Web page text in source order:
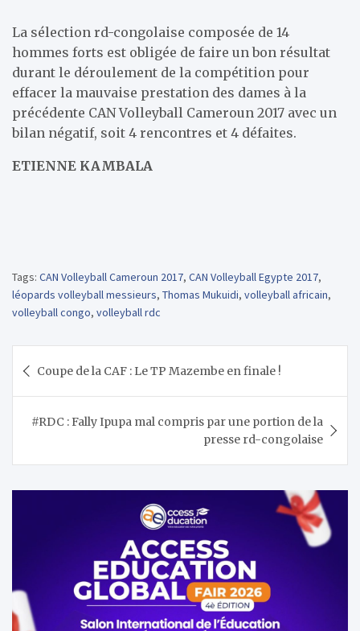
La sélection rd-congolaise composée de 14
hommes forts est obligée de faire un bon résultat
durant le déroulement de la compétition pour
effacer la mauvaise prestation des dames à la
précédente CAN Volleyball Cameroun 2017 avec un
bilan négatif, soit 4 rencontres et 4 défaites.
ETIENNE KAMBALA
Tags: CAN Volleyball Cameroun 2017, CAN Volleyball Egypte 2017,
léopards volleyball messieurs, Thomas Mukuidi, volleyball africain,
volleyball congo, volleyball rdc
de Coupe de la CAF : Le TP Mazembe en finale !
#RDC : Fally Ipupa mal compris par une portion de la
presse rd-congolaise